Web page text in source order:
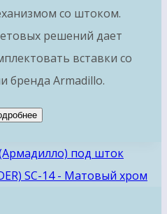
со штоком.
решений дает
вставки со
бренда Armadillo.